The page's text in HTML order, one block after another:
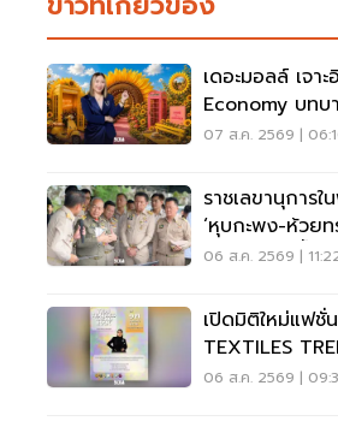
เดอะมอลล์ เจา
Economy บท
พลการช้อปเพื่อค
07 ส.ค. 2569 |
ราชเลขานุการ
‘หุบกะพง-ห้วยท
ความมั่นคงน้ำเพ
06 ส.ค. 2569 |
เปิดมิติใหม่แฟชั่
TEXTILES
06 ส.ค. 2569 |